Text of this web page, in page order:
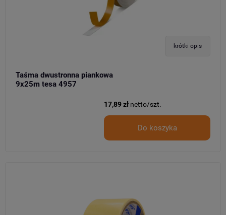
krótki opis
Taśma dwustronna piankowa
9x25m tesa 4957
17,89 zł netto/szt.
Do koszyka